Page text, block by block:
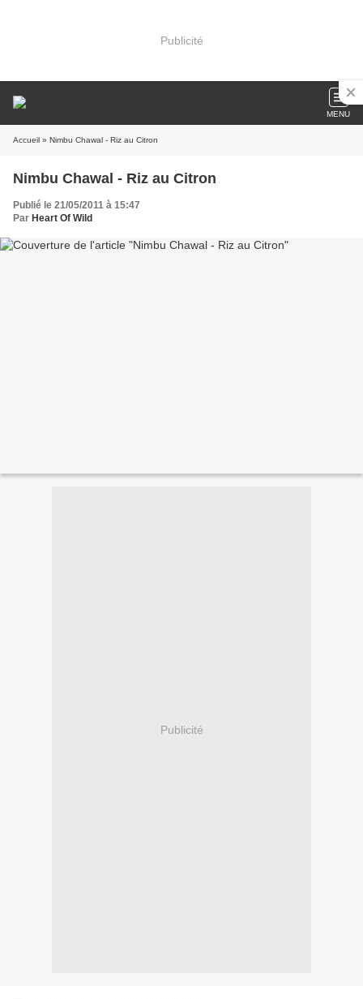
Publicité
MENU
Accueil » Nimbu Chawal - Riz au Citron
Nimbu Chawal - Riz au Citron
Publié le 21/05/2011 à 15:47
Par Heart Of Wild
Publicité